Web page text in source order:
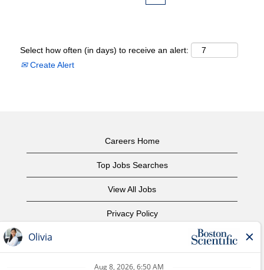
Select how often (in days) to receive an alert:
Create Alert
Careers Home
Top Jobs Searches
View All Jobs
Privacy Policy